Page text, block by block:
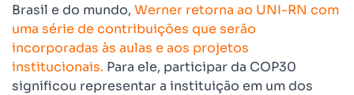
Brasil e do mundo, Werner retorna ao UNI-RN com
uma série de contribuições que serão
incorporadas às aulas e aos projetos
institucionais. Para ele, participar da COP30
significou representar a instituição em um dos